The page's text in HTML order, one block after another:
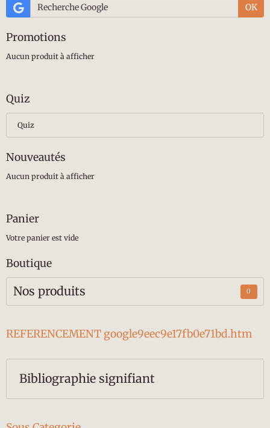
OK
Promotions
Aucun produit à afficher
Quiz
Quiz
Nouveautés
Aucun produit à afficher
Panier
Votre panier est vide
Boutique
Nos produits 0
REFERENCEMENT google9eec9e17fb0e71bd.htm
Bibliographie signifiant